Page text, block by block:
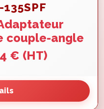
135SPF
couple-angle
€ (HT)